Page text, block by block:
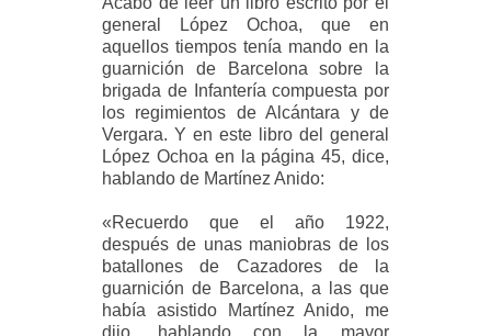
general López Ochoa, que en
aquellos tiempos tenía mando en la
guarnición de Barcelona sobre la
brigada de Infantería compuesta por
los regimientos de Alcántara y de
Vergara. Y en este libro del general
López Ochoa en la página 45, dice,
hablando de Martínez Anido:
«Recuerdo que el año 1922,
después de unas maniobras de los
batallones de Cazadores de la
guarnición de Barcelona, a las que
había asistido Martínez Anido, me